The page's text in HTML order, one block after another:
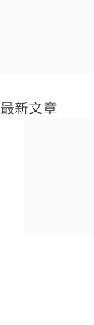
最新文章